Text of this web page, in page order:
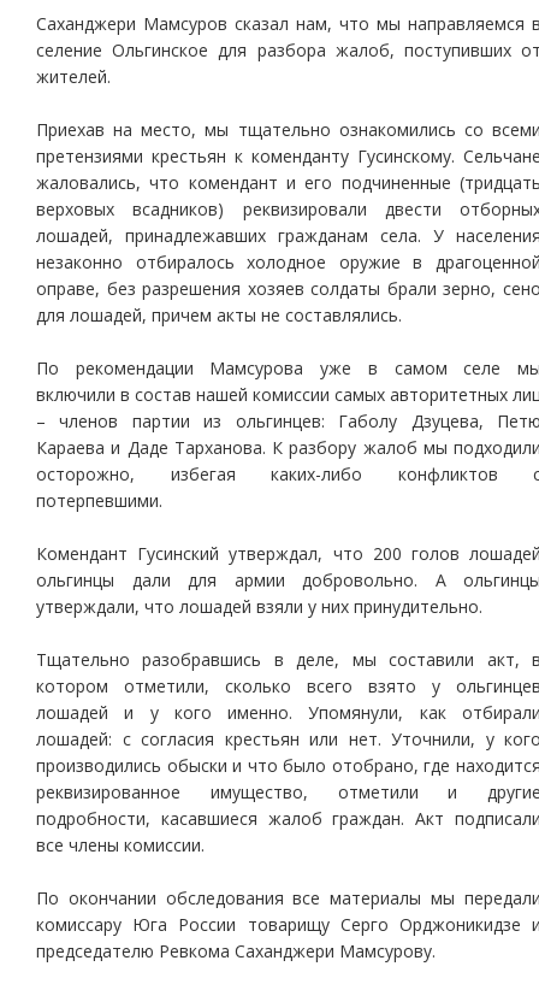
Саханджери Мамсуров сказал нам, что мы направляемся
селение Ольгинское для разбора жалоб, поступивших
жителей.
Приехав на место, мы тщательно ознакомились со
претензиями крестьян к коменданту Гусинскому.
жаловались, что комендант и его подчиненные
верховых всадников) реквизировали двести
лошадей, принадлежавших гражданам села. У
незаконно отбиралось холодное оружие в
оправе, без разрешения хозяев солдаты брали зерно,
для лошадей, причем акты не составлялись.
По рекомендации Мамсурова уже в самом селе
включили в состав нашей комиссии самых авторитетных
– членов партии из ольгинцев: Габолу Дзуцева,
Караева и Даде Тарханова. К разбору жалоб мы
осторожно, избегая каких-либо конфликтов
потерпевшими.
Комендант Гусинский утверждал, что 200 голов
ольгинцы дали для армии добровольно. А
утверждали, что лошадей взяли у них принудительно.
Тщательно разобравшись в деле, мы составили акт,
котором отметили, сколько всего взято у
лошадей и у кого именно. Упомянули, как
лошадей: с согласия крестьян или нет. Уточнили, у
производились обыски и что было отобрано, где
реквизированное имущество, отметили и
подробности, касавшиеся жалоб граждан. Акт
все члены комиссии.
По окончании обследования все материалы мы
комиссару Юга России товарищу Серго Орджоникидзе
председателю Ревкома Саханджери Мамсурову.